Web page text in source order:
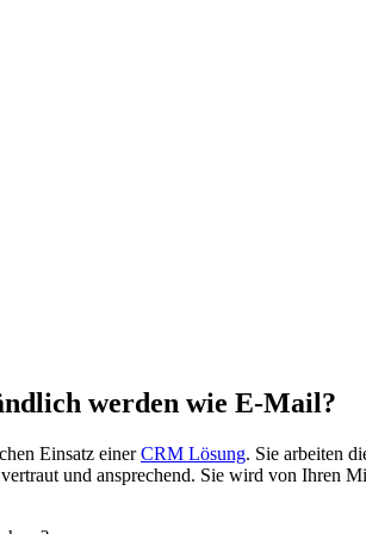
werden wie E-Mail?
Einsatz einerCRM Lösung. Sie arbeiten
und ansprechend. Sie wird von Ihren